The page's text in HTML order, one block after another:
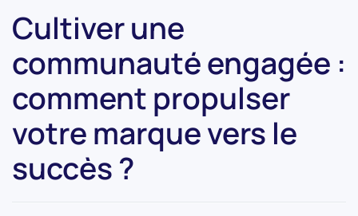
Cultiver une
communauté engagée :
comment propulser
votre marque vers le
succès ?